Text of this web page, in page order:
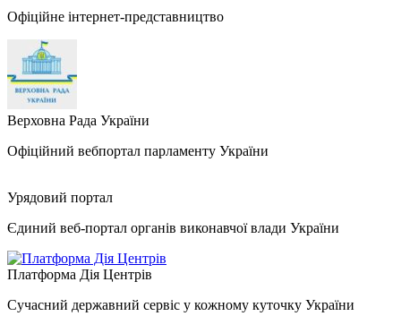
Офіційне інтернет-представництво
Верховна Рада України
Офіційний вебпортал парламенту України
Урядовий портал
Єдиний веб-портал органів виконавчої влади України
Платформа Дія Центрів
Сучасний державний сервіс у кожному куточку України